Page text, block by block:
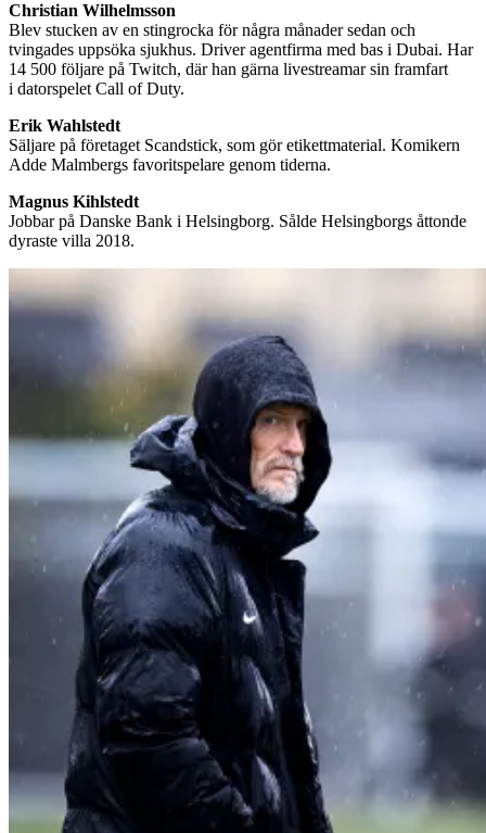
Christian Wilhelmsson
Blev stucken av en stingrocka för några månader sedan och
tvingades uppsöka sjukhus. Driver agentfirma med bas i Dubai. Har
14 500 följare på Twitch, där han gärna livestreamar sin framfart
i datorspelet Call of Duty.
Erik Wahlstedt
Säljare på företaget Scandstick, som gör etikettmaterial. Komikern
Adde Malmbergs favoritspelare genom tiderna.
Magnus Kihlstedt
Jobbar på Danske Bank i Helsingborg. Sålde Helsingborgs åttonde
dyraste villa 2018.